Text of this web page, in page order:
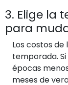
3. Elige la
para
Los costos de
temporada.
épocas
meses de